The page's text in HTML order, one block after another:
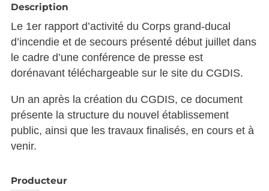
Description
Le 1er rapport d’activité du Corps grand-ducal
d’incendie et de secours présenté début juillet dans
le cadre d’une conférence de presse est
dorénavant téléchargeable sur le site du CGDIS.
Un an après la création du CGDIS, ce document
présente la structure du nouvel établissement
public, ainsi que les travaux finalisés, en cours et à
venir.
Producteur